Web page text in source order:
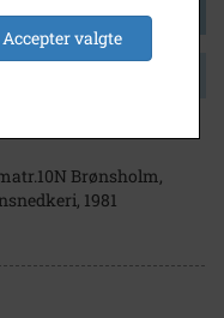
Brønsholm,
1981
Accepter valgte